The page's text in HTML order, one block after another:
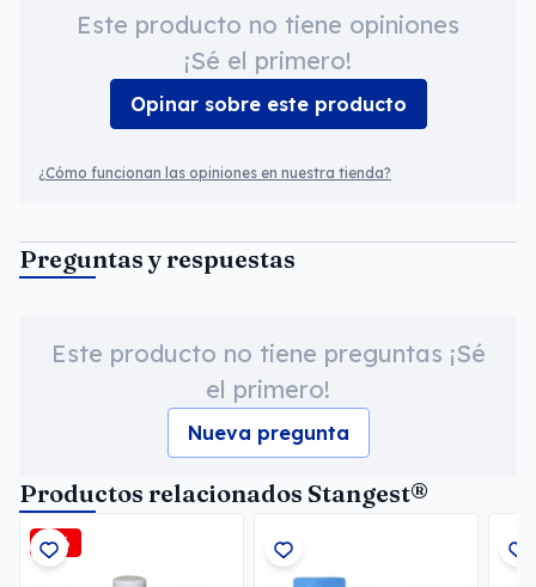
Este producto no tiene opiniones
¡Sé el primero!
Opinar sobre este producto
¿Cómo funcionan las opiniones en nuestra tienda?
Preguntas y respuestas
Este producto no tiene preguntas ¡Sé
el primero!
Nueva pregunta
Productos relacionados Stangest®
-3%